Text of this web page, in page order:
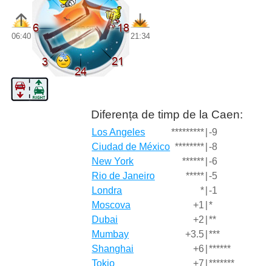
06:40 21:34
Diferența de timp de la Caen:
Los Angeles ********* -9
Ciudad de México ******** -8
New York
****** -6
Rio de Janeiro
***** -5
Londra
* -1
Moscova
+1 *
Dubai
+2 **
Mumbay
+3.5 ***
Shanghai
+6 ******
Tokio
+7 *******